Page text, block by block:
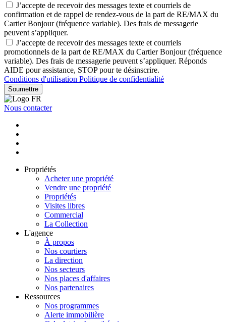
J’accepte de recevoir des messages texte et courriels de
confirmation et de rappel de rendez-vous de la part de RE/MAX du
Cartier Bonjour (fréquence variable). Des frais de messagerie
peuvent s’appliquer.
J’accepte de recevoir des messages texte et courriels
promotionnels de la part de RE/MAX du Cartier Bonjour (fréquence
variable). Des frais de messagerie peuvent s’appliquer. Réponds
AIDE pour assistance, STOP pour te désinscrire.
Conditions d'utilisation Politique de confidentialité
Soumettre
Nous contacter
Propriétés
Acheter une propriété
Vendre une propriété
Propriétés
Visites libres
Commercial
La Collection
L'agence
À propos
Nos courtiers
La direction
Nos secteurs
Nos places d'affaires
Nos partenaires
Ressources
Nos programmes
Alerte immobilière